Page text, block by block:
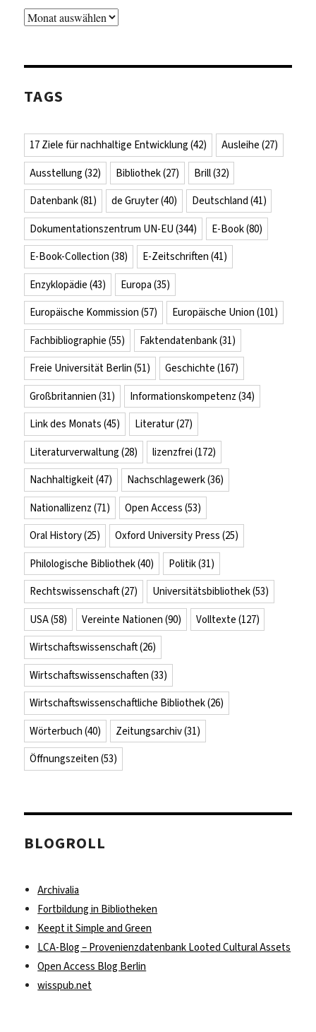
Archiv
TAGS
17 Ziele für nachhaltige Entwicklung (42) Ausleihe (27)
Ausstellung (32) Bibliothek(27) Brill(32)
Datenbank(81) de Gruyter(40) Deutschland (41)
Dokumentationszentrum UN-EU (344) E-Book(80)
E-Book-Collection (38) E-Zeitschriften (41)
Enzyklopädie (43) Europa (35)
Europäische Kommission (57) Europäische Union (101)
Fachbibliographie (55) Faktendatenbank(31)
Freie Universität Berlin (51) Geschichte (167)
Großbritannien (31) Informationskompetenz (34)
Link des Monats (45) Literatur(27)
Literaturverwaltung (28) lizenzfrei (172)
Nachhaltigkeit(47) Nachschlagewerk(36)
Nationallizenz (71) Open Access (53)
Oral History(25) Oxford University Press (25)
Philologische Bibliothek(40) Politik(31)
Rechtswissenschaft(27) Universitätsbibliothek(53)
USA(58) Vereinte Nationen (90) Volltexte (127)
Wirtschaftswissenschaft(26)
Wirtschaftswissenschaften (33)
Wirtschaftswissenschaftliche Bibliothek(26)
Wörterbuch (40) Zeitungsarchiv(31)
Öffnungszeiten (53)
BLOGROLL
Archivalia
Fortbildung in Bibliotheken
Keept it Simple and Green
LCA-Blog – Provenienzdatenbank Looted Cultural Assets
Open Access Blog Berlin
wisspub.net